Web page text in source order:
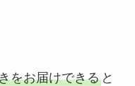
をお届けできると